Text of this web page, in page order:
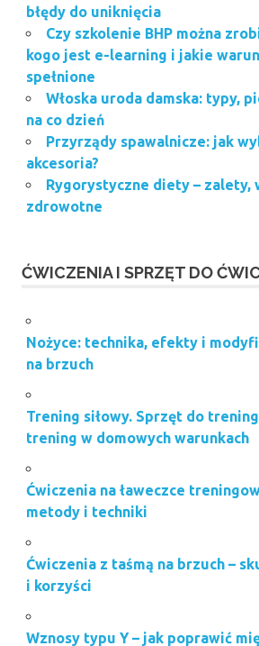
błędy do uniknięcia
Czy szkolenie BHP można
kogo jest e-learning i jakie
spełnione
Włoska uroda damska: typy,
na co dzień
Przyrządy spawalnicze: jak
akcesoria?
Rygorystyczne diety – zalety,
zdrowotne
ĆWICZENIA I SPRZĘT DO
Nożyce: technika, efekty i
na brzuch
Trening siłowy. Sprzęt do
trening w domowych warunkach
Ćwiczenia na ławeczce
metody i techniki
Ćwiczenia z taśmą na brzuch –
i korzyści
Wznosy typu Y – jak poprawić